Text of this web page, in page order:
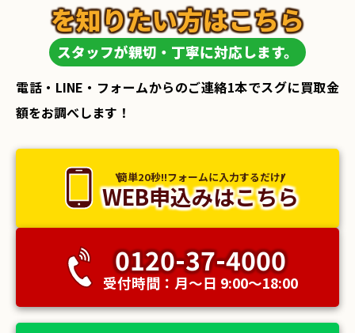
スタッフが親切・丁寧に対応します。
を知りたい方はこちら
電話・LINE・フォームからのご連絡1本でスグに買取金
額をお調べします！
簡単20秒!!フォームに入力するだけ!
WEB申込みはこちら
0120-37-4000
受付時間：月〜日 9:00〜18:00